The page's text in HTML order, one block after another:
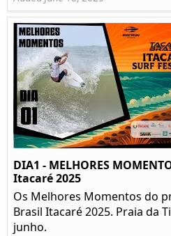
DIA1 - MELHORES
Itacaré 2025
Os Melhores Momentos do
Brasil Itacaré 2025. Praia da
junho.